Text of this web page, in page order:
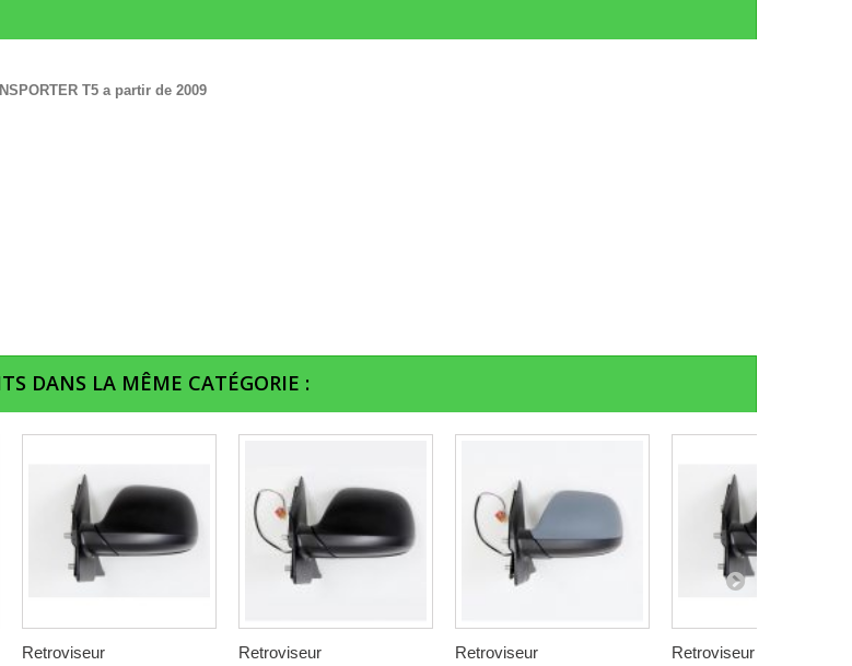
T5 a partir de 2009
DANS LA MÊME CATÉGORIE :
Retroviseur
Retroviseur
Retroviseur
Retroviseur